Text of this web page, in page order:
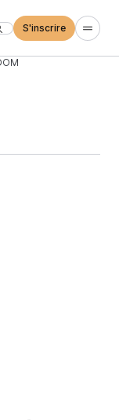
S'inscrire